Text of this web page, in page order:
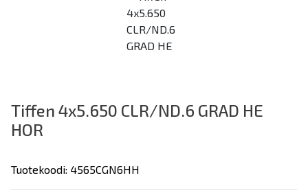
Tiffen 4x5.650 CLR/ND.6 GRAD HE
HOR
Tuotekoodi: 4565CGN6HH